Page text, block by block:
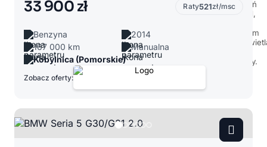
33 900 zł Raty521zł/msc
Benzyna
2014
167 000 km
Manualna
Kobylnica (Pomorskie)
Zobacz oferty: